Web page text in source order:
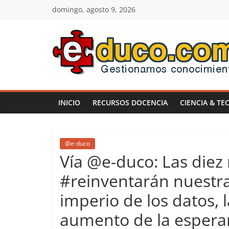
domingo, agosto 9, 2026
E-
duco:
Gestión
del
Conocimiento
Learn
Do
INICIO RECURSOS DOCENCIA CIENCIA &
@e-duco
Vía @e-duco: Las
#reinventarán
imperio de los datos,
aumento de la